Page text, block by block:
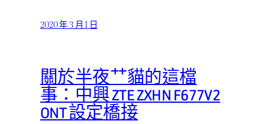
2020 年 3 月 1 日
關於半夜艹貓的這檔
事：中興 ZTE ZXHN F677V2
ONT 設定橋接